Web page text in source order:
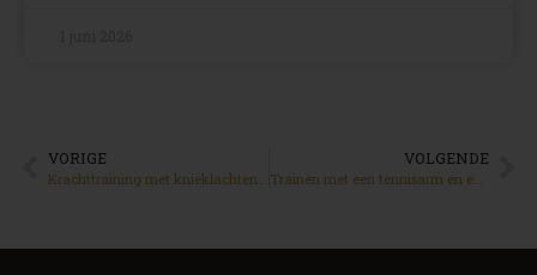
VORIGE VOLGENDE
Trainen met een tennisarm en een druk gezin hoe Ruben al meer dan vijf jaar consequent aanwezig is